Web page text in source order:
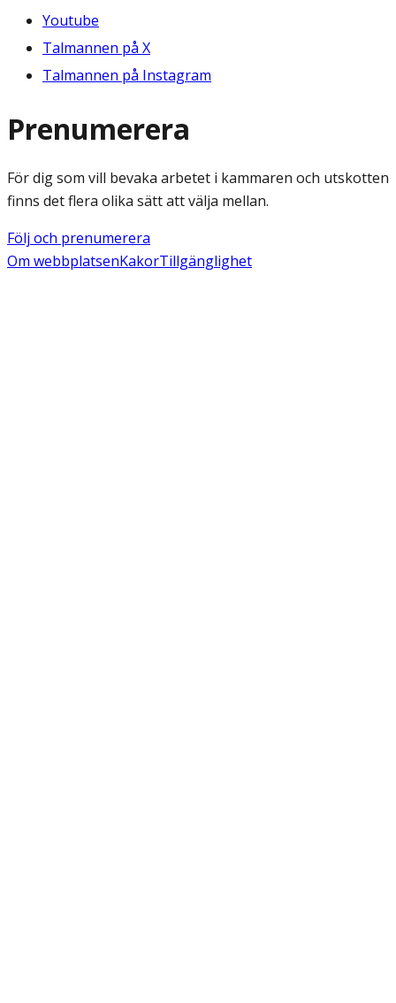
Youtube
Talmannen på X
Talmannen på Instagram
Prenumerera
För dig som vill bevaka arbetet i kammaren och utskotten
finns det flera olika sätt att välja mellan.
Följ och prenumerera
Om webbplatsenKakorTillgänglighet